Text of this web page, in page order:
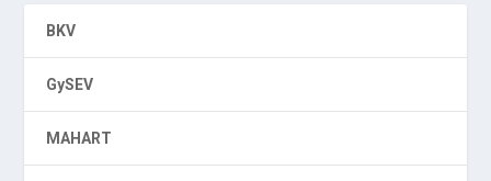
BKV
GySEV
MAHART